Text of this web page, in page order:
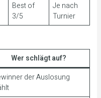
Best of
3/5
Je nach
Turnier
Wer schlägt auf?
der Auslosung